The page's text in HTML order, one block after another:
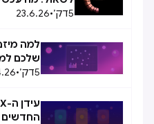
5דק׳•
23.6.26
למה
שלכם
5דק׳•